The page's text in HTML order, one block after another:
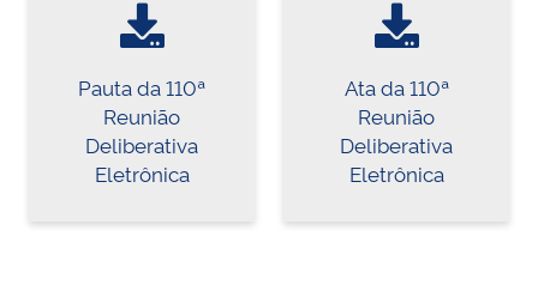
Pauta da 110ª
Reunião
Deliberativa
Eletrônica
Ata da 110ª
Reunião
Deliberativa
Eletrônica